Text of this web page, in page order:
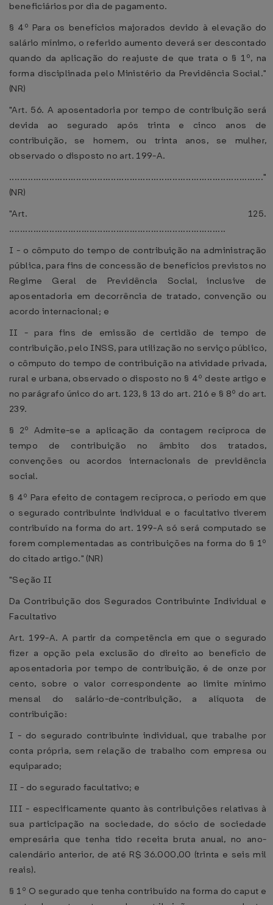
beneficiários por dia de pagamento.
§ 4º Para os benefícios majorados devido à elevação do
salário mínimo, o referido aumento deverá ser descontado
quando da aplicação do reajuste de que trata o § 1º, na
forma disciplinada pelo Ministério da Previdência Social."
(NR)
"Art. 56. A aposentadoria por tempo de contribuição será
devida ao segurado após trinta e cinco anos de
contribuição, se homem, ou trinta anos, se mulher,
observado o disposto no art. 199-A.
..............................................................................................."
(NR)
"Art. 125.
.................................................................................
I - o cômputo do tempo de contribuição na administração
pública, para fins de concessão de benefícios previstos no
Regime Geral de Previdência Social, inclusive de
aposentadoria em decorrência de tratado, convenção ou
acordo internacional; e
II - para fins de emissão de certidão de tempo de
contribuição, pelo INSS, para utilização no serviço público,
o cômputo do tempo de contribuição na atividade privada,
rural e urbana, observado o disposto no § 4º deste artigo e
no parágrafo único do art. 123, § 13 do art. 216 e § 8º do art.
239.
§ 2º Admite-se a aplicação da contagem recíproca de
tempo de contribuição no âmbito dos tratados,
convenções ou acordos internacionais de previdência
social.
§ 4º Para efeito de contagem recíproca, o período em que
o segurado contribuinte individual e o facultativo tiverem
contribuído na forma do art. 199-A só será computado se
forem complementadas as contribuições na forma do § 1º
do citado artigo." (NR)
"Seção II
Da Contribuição dos Segurados Contribuinte Individual e
Facultativo
Art. 199-A. A partir da competência em que o segurado
fizer a opção pela exclusão do direito ao benefício de
aposentadoria por tempo de contribuição, é de onze por
cento, sobre o valor correspondente ao limite mínimo
mensal do salário-de-contribuição, a alíquota de
contribuição:
I - do segurado contribuinte individual, que trabalhe por
conta própria, sem relação de trabalho com empresa ou
equiparado;
II - do segurado facultativo; e
III - especificamente quanto às contribuições relativas à
sua participação na sociedade, do sócio de sociedade
empresária que tenha tido receita bruta anual, no ano-
calendário anterior, de até R$ 36.000,00 (trinta e seis mil
reais).
§ 1º O segurado que tenha contribuído na forma do caput e